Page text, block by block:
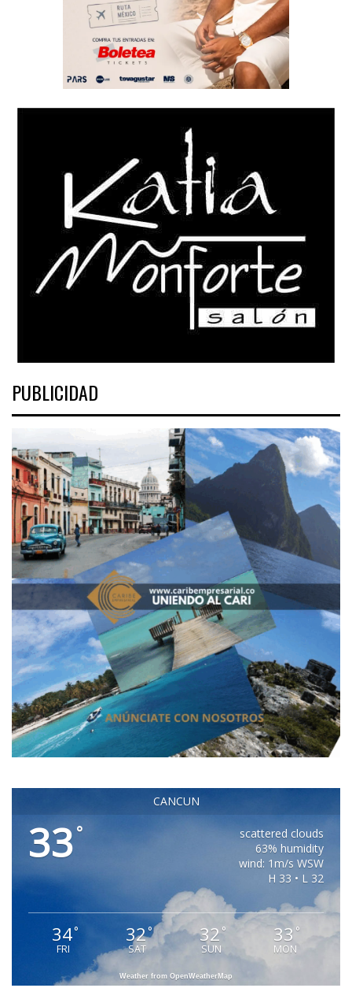
PUBLICIDAD
CANCUN
33°
scattered clouds
63% humidity
wind: 1m/s WSW
H 33 • L 32
34°
FRI
32°
SAT
32 °
SUN
33 °
MON
Weather from OpenWeatherMap